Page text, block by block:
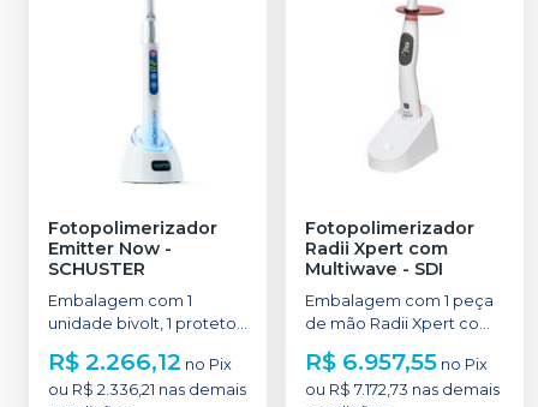
Fotopolimerizador
Emitter Now -
SCHUSTER
Embalagem com 1
unidade bivolt, 1 protetor
ocular, 1 fonte de
alimentação.
R$ 2.266,12 no Pix
ou R$ 2.336,21 nas demais
Fotopolimerizador
Radii Xpert com
Multiwave - SDI
Embalagem com 1 peça
de mão Radii Xpert com
Multiwave, 1 carregador, 1
pacote de plug
multirregional, 5
R$ 6.957,55 no Pix
ou R$ 7.172,73 nas demais